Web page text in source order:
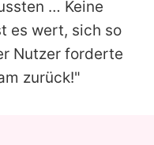
… Keine
es wert, sich so
Nutzer forderte
zurück!"